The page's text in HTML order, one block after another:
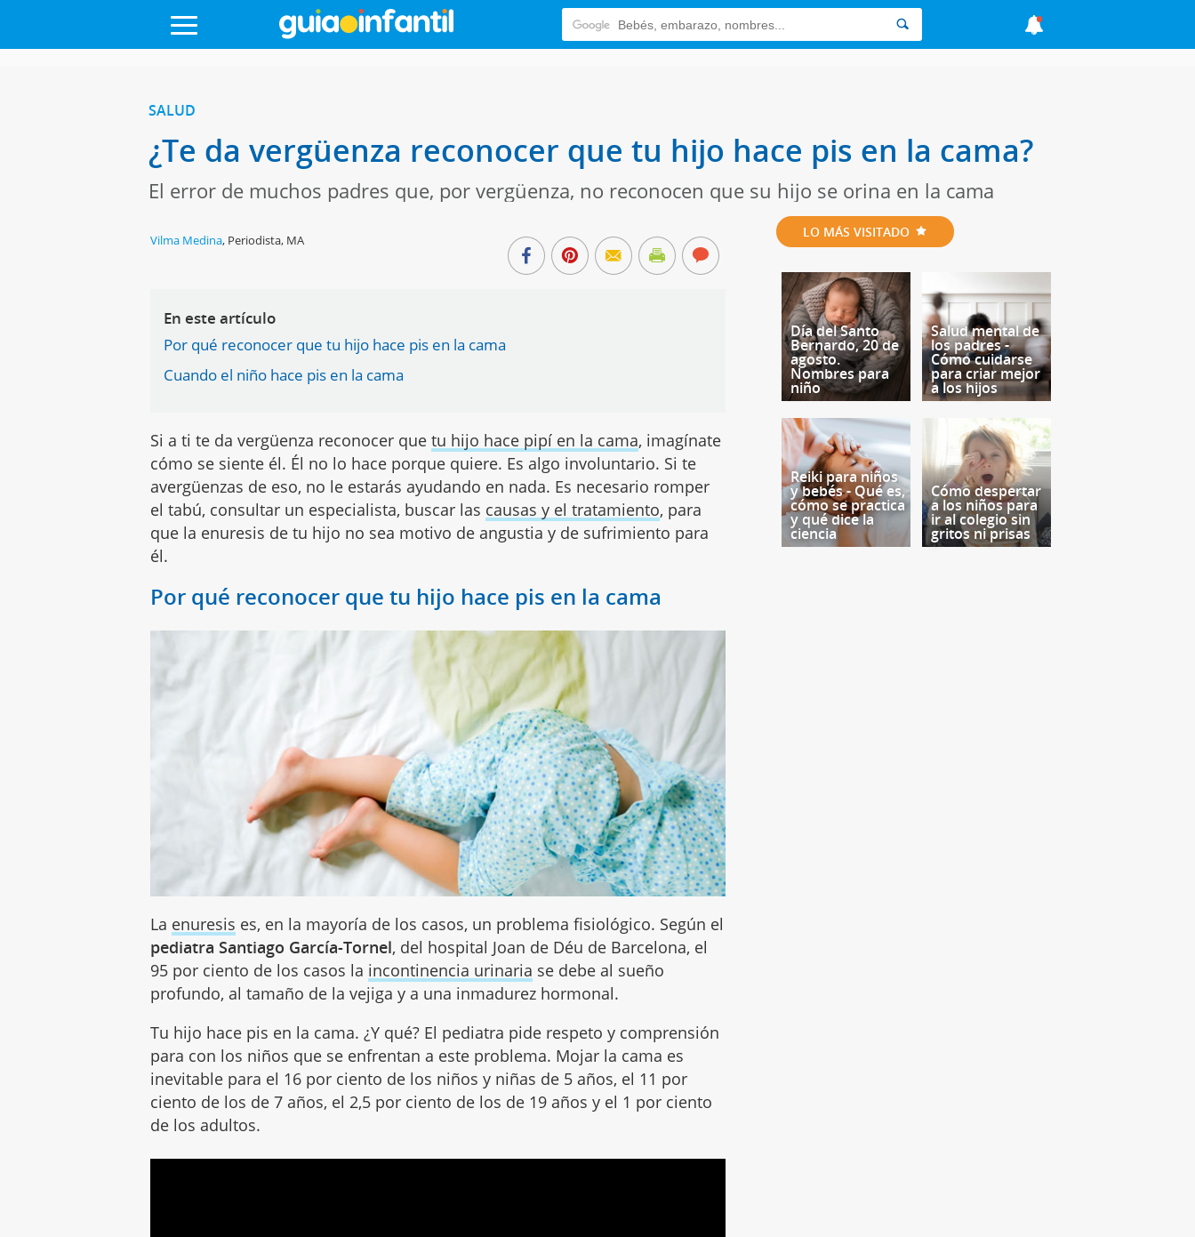
SALUD
¿Te da vergüenza reconocer que tu hijo hace pis en la cama?
El error de muchos padres que, por vergüenza, no reconocen que su hijo se orina en la cama
Vilma Medina, Periodista, MA
En este artículo
Por qué reconocer que tu hijo hace pis en la cama
Cuando el niño hace pis en la cama
Si a ti te da vergüenza reconocer quetu hijo hace pipí en la cama, imagínate
cómo se siente él. Él no lo hace porque quiere. Es algo involuntario. Si te
avergüenzas de eso, no le estarás ayudando en nada. Es necesario romper
el tabú, consultar un especialista, buscar las causas y el tratamiento, para
que la enuresis de tu hijo no sea motivo de angustia y de sufrimiento para
él.
Por qué reconocer que tu hijo hace pis en la cama
La enuresis es, en la mayoría de los casos, un problema fisiológico. Según el
pediatra Santiago García-Tornel, del hospital Joan de Déu de Barcelona, el
95 por ciento de los casos la incontinencia urinaria se debe al sueño
profundo, al tamaño de la vejiga y a una inmadurez hormonal.
Tu hijo hace pis en la cama. ¿Y qué? El pediatra pide respeto y comprensión
para con los niños que se enfrentan a este problema. Mojar la cama es
inevitable para el 16 por ciento de los niños y niñas de 5 años, el 11 por
ciento de los de 7 años, el 2,5 por ciento de los de 19 años y el 1 por ciento
de los adultos.
LO MÁS VISITADO
Día del Santo
Bernardo, 20 de
agosto.
Nombres para
niño
Salud mental de
los padres -
Cómo cuidarse
para criar mejor
a los hijos
Reiki para niños
y bebés - Qué es,
cómo se practica
y qué dice la
ciencia
Cómo despertar
a los niños para
ir al colegio sin
gritos ni prisas